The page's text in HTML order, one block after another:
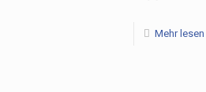
Mehr lesen